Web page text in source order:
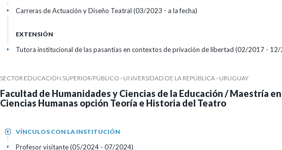
Carreras de Actuación y Diseño Teatral (03/2023 - a la fecha)
+
EXTENSIÓN
Tutora institucional de las pasantías en contextos de privación de libertad (02/2017 -
+
SECTOR EDUCACIÓN SUPERIOR/PÚBLICO - UNIVERSIDAD DE LA REPÚBLICA - URUGUAY
Facultad de Humanidades y Ciencias de la Educación / Maestría en
Ciencias Humanas opción Teoría e Historia del Teatro
VÍNCULOS CON LA INSTITUCIÓN
+
Profesor visitante (05/2024 - 07/2024)
+